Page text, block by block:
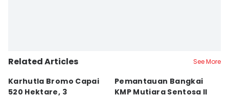
Related Articles See More
Karhutla Bromo Capai
520 Hektare, 3
Pemantauan Bangkai
KMP Mutiara Sentosa II